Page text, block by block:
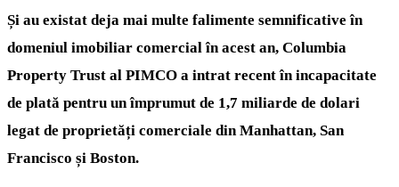
Și au existat deja mai multe falimente semnificative în
domeniul imobiliar comercial în acest an, Columbia
Property Trust al PIMCO a intrat recent în incapacitate
de plată pentru un împrumut de 1,7 miliarde de dolari
legat de proprietăți comerciale din Manhattan, San
Francisco și Boston.